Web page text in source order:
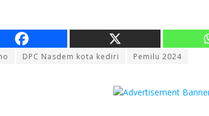
DPC Nasdem kota kediri Pemilu 2024